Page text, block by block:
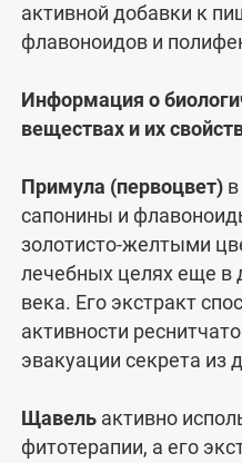
активной добавки к
флавоноидов и
Информация о
веществах и их
Примула (первоцвет)
сапонины и
золотисто-желтыми
лечебных целях еще в
века. Его экстракт
активности
эвакуации секрета из
Щавель активно
фитотерапии, а его